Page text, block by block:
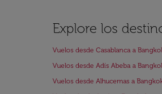
Explore los
Vuelos desde Casablanca a
Vuelos desde Adís Abeba a
Vuelos desde Alhucemas a